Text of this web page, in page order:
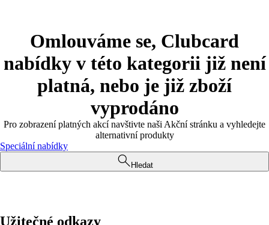
Omlouváme se, Clubcard
nabídky v této kategorii již není
platná, nebo je již zboží
vyprodáno
Pro zobrazení platných akcí navštivte naši Akční stránku a vyhledejte
alternativní produkty
Speciální nabídky
Hledat
Užitečné odkazy